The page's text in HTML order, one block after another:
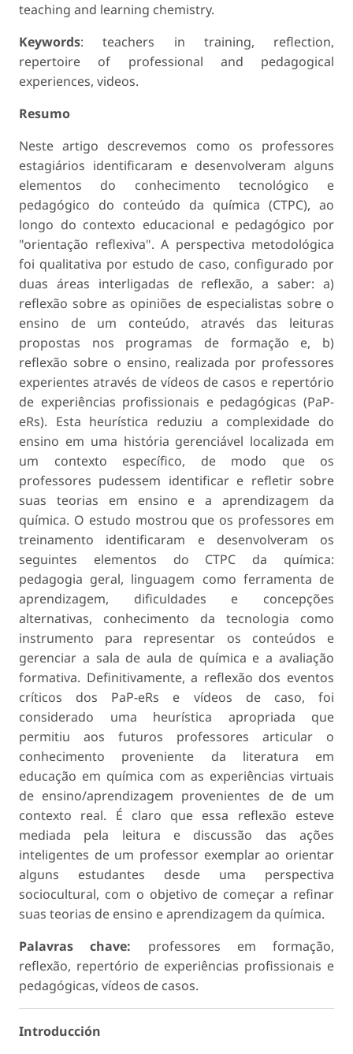
teaching and learning chemistry.
Keywords: teachers in training, reflection,
repertoire of professional and pedagogical
experiences, videos.
Resumo
Neste artigo descrevemos como os professores
estagiários identificaram e desenvolveram alguns
elementos do conhecimento tecnológico e
pedagógico do conteúdo da química (CTPC), ao
longo do contexto educacional e pedagógico por
"orientação reflexiva". A perspectiva metodológica
foi qualitativa por estudo de caso, configurado por
duas áreas interligadas de reflexão, a saber: a)
reflexão sobre as opiniões de especialistas sobre o
ensino de um conteúdo, através das leituras
propostas nos programas de formação e, b)
reflexão sobre o ensino, realizada por professores
experientes através de vídeos de casos e repertório
de experiências profissionais e pedagógicas (PaP-
eRs). Esta heurística reduziu a complexidade do
ensino em uma história gerenciável localizada em
um contexto específico, de modo que os
professores pudessem identificar e refletir sobre
suas teorias em ensino e a aprendizagem da
química. O estudo mostrou que os professores em
treinamento identificaram e desenvolveram os
seguintes elementos do CTPC da química:
pedagogia geral, linguagem como ferramenta de
aprendizagem, dificuldades e concepções
alternativas, conhecimento da tecnologia como
instrumento para representar os conteúdos e
gerenciar a sala de aula de química e a avaliação
formativa. Definitivamente, a reflexão dos eventos
críticos dos PaP-eRs e vídeos de caso, foi
considerado uma heurística apropriada que
permitiu aos futuros professores articular o
conhecimento proveniente da literatura em
educação em química com as experiências virtuais
de ensino/aprendizagem provenientes de de um
contexto real. É claro que essa reflexão esteve
mediada pela leitura e discussão das ações
inteligentes de um professor exemplar ao orientar
alguns estudantes desde uma perspectiva
sociocultural, com o objetivo de começar a refinar
suas teorias de ensino e aprendizagem da química.
Palavras chave: professores em formação,
reflexão, repertório de experiências profissionais e
pedagógicas, vídeos de casos.
Introducción